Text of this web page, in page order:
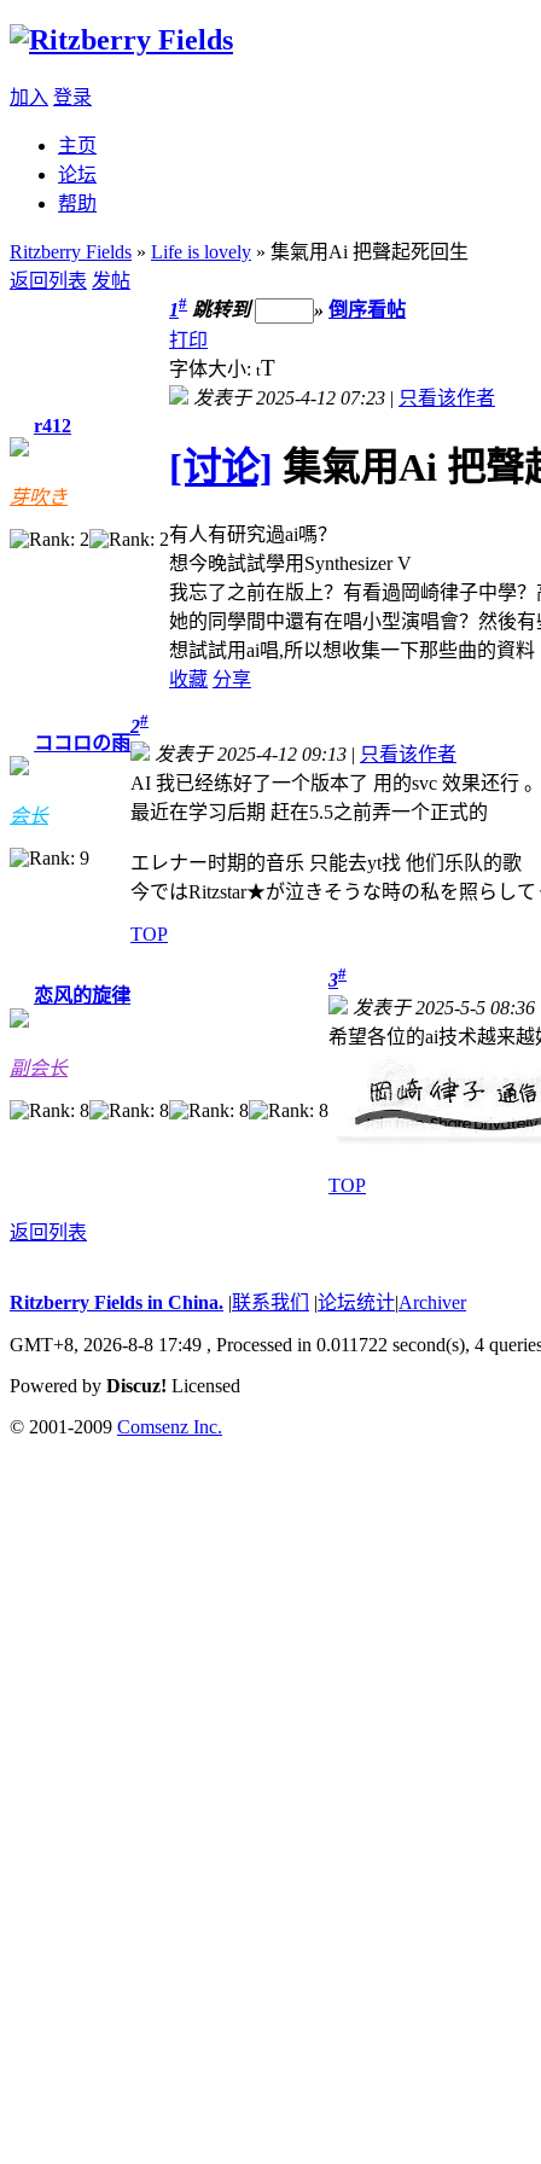
加入 登录
主页
论坛
帮助
Ritzberry Fields » Life is lovely » 集氣用Ai 把聲起死回生
返回列表 发帖
r412
芽吹き
1# 跳转到 » 倒序看帖
打印
字体大小: tT
发表于 2025-4-12 07:23 | 只看该作者
[讨论] 集氣用Ai 把聲
有人有研究過ai嗎？
想今晚試試學用Synthesizer V
我忘了之前在版上？有看過岡崎律子中學
她的同學間中還有在唱小型演唱會？然後
想試試用ai唱,所以想收集一下那些曲的資料
收藏 分享
ココロの雨
会长
2#
发表于 2025-4-12 09:13 | 只看该作者
AI 我已经练好了一个版本了 用的svc 效果还行
最近在学习后期 赶在5.5之前弄一个正式的
エレナー时期的音乐 只能去yt找 他们乐队的歌
今ではRitzstar★が泣きそうな時の私を照らして
TOP
恋风的旋律
副会长
3#
发表于 2025-5-5 08:36
希望各位的ai技术越来越
TOP
返回列表
Ritzberry Fields in China. |联系我们 |论坛统计|Archiver
GMT+8, 2026-8-8 17:49 , Processed in 0.011722 second(s), 4
Powered by Discuz! Licensed
© 2001-2009 Comsenz Inc.